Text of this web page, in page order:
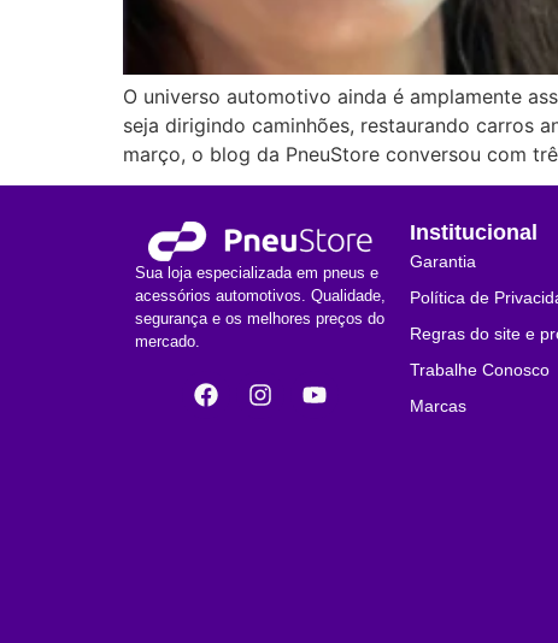
O universo automotivo ainda é amplamente
seja dirigindo caminhões, restaurando carros
março, o blog da PneuStore conversou com
Sua loja especializada em pneus e
acessórios automotivos. Qualidade,
segurança e os melhores preços do
mercado.
Institucional
Garantia
Política de
Regras do site e
Trabalhe Conosco
Marcas